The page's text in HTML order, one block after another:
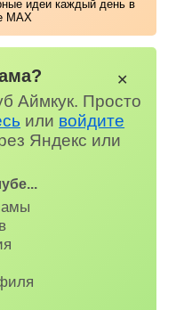
идеи каждый день в
MAX
Аймкук. Просто
или войдите
Яндекс или
✕